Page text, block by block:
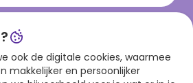
ook de digitale cookies, waarmee
makkelijker en persoonlijker